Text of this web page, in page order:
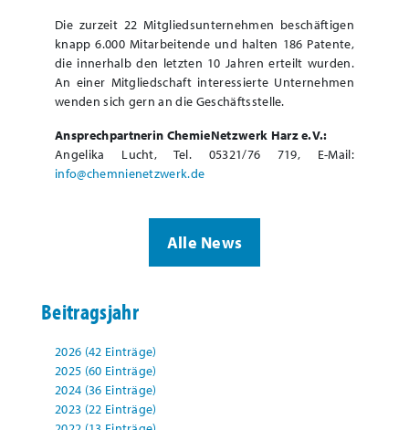
Die zurzeit 22 Mitgliedsunternehmen beschäftigen
knapp 6.000 Mitarbeitende und halten 186 Patente,
die innerhalb den letzten 10 Jahren erteilt wurden.
An einer Mitgliedschaft interessierte Unternehmen
wenden sich gern an die Geschäftsstelle.
Ansprechpartnerin ChemieNetzwerk Harz e.V.:
Angelika Lucht, Tel. 05321/76 719, E-Mail:
info@chemnienetzwerk.de
Alle News
Beitragsjahr
2026 (42 Einträge)
2025 (60 Einträge)
2024 (36 Einträge)
2023 (22 Einträge)